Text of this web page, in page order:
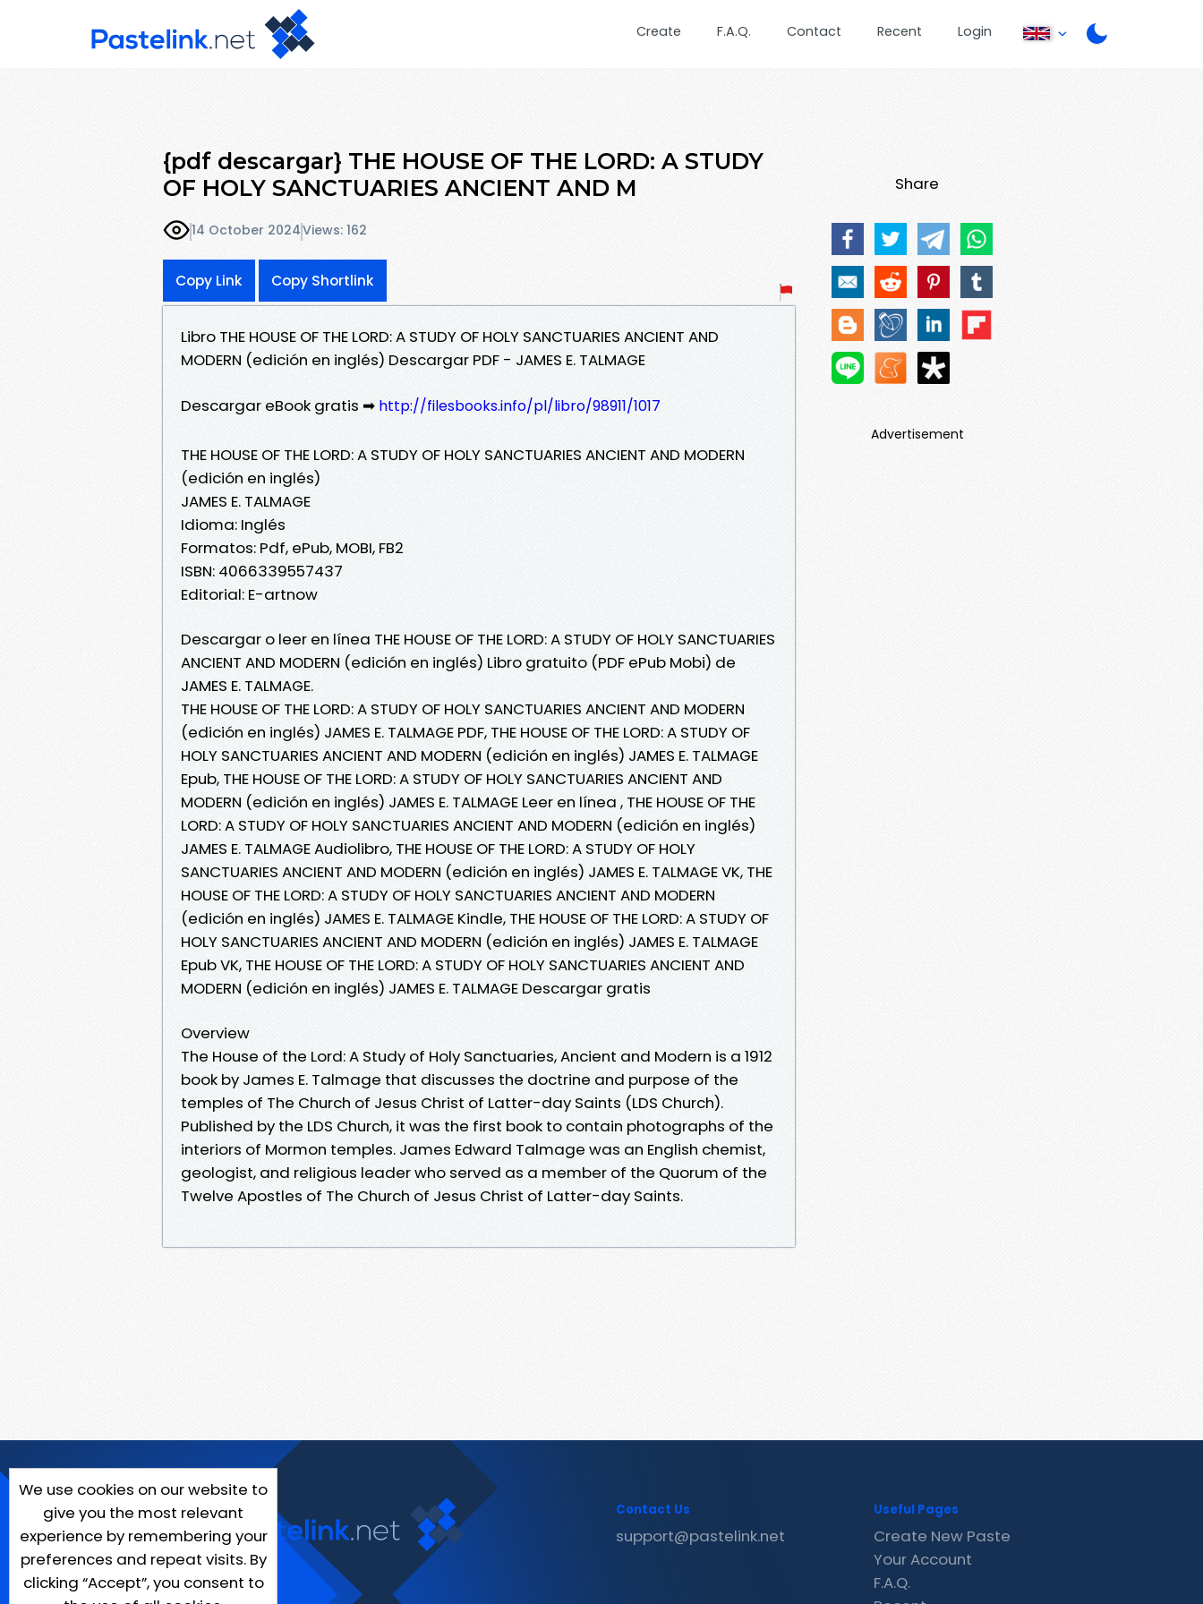
Create F.A.Q. Contact Recent Login
{pdf descargar} THE HOUSE OF THE LORD: A STUDY
OF HOLY SANCTUARIES ANCIENT AND M
14 October 2024Views: 162
Copy Link Copy Shortlink
Libro THE HOUSE OF THE LORD: A STUDY OF HOLY SANCTUARIES ANCIENT AND
MODERN (edición en inglés) Descargar PDF - JAMES E. TALMAGE
Descargar eBook gratis ➡ http://filesbooks.info/pl/libro/98911/1017
THE HOUSE OF THE LORD: A STUDY OF HOLY SANCTUARIES ANCIENT AND MODERN
(edición en inglés)
JAMES E. TALMAGE
Idioma: Inglés
Formatos: Pdf, ePub, MOBI, FB2
ISBN: 4066339557437
Editorial: E-artnow
Descargar o leer en línea THE HOUSE OF THE LORD: A STUDY OF HOLY SANCTUARIES
ANCIENT AND MODERN (edición en inglés) Libro gratuito (PDF ePub Mobi) de
JAMES E. TALMAGE.
THE HOUSE OF THE LORD: A STUDY OF HOLY SANCTUARIES ANCIENT AND MODERN
(edición en inglés) JAMES E. TALMAGE PDF, THE HOUSE OF THE LORD: A STUDY OF
HOLY SANCTUARIES ANCIENT AND MODERN (edición en inglés) JAMES E. TALMAGE
Epub, THE HOUSE OF THE LORD: A STUDY OF HOLY SANCTUARIES ANCIENT AND
MODERN (edición en inglés) JAMES E. TALMAGE Leer en línea , THE HOUSE OF THE
LORD: A STUDY OF HOLY SANCTUARIES ANCIENT AND MODERN (edición en inglés)
JAMES E. TALMAGE Audiolibro, THE HOUSE OF THE LORD: A STUDY OF HOLY
SANCTUARIES ANCIENT AND MODERN (edición en inglés) JAMES E. TALMAGE VK, THE
HOUSE OF THE LORD: A STUDY OF HOLY SANCTUARIES ANCIENT AND MODERN
(edición en inglés) JAMES E. TALMAGE Kindle, THE HOUSE OF THE LORD: A STUDY OF
HOLY SANCTUARIES ANCIENT AND MODERN (edición en inglés) JAMES E. TALMAGE
Epub VK, THE HOUSE OF THE LORD: A STUDY OF HOLY SANCTUARIES ANCIENT AND
MODERN (edición en inglés) JAMES E. TALMAGE Descargar gratis
Overview
The House of the Lord: A Study of Holy Sanctuaries, Ancient and Modern is a 1912
book by James E. Talmage that discusses the doctrine and purpose of the
temples of The Church of Jesus Christ of Latter-day Saints (LDS Church).
Published by the LDS Church, it was the first book to contain photographs of the
interiors of Mormon temples. James Edward Talmage was an English chemist,
geologist, and religious leader who served as a member of the Quorum of the
Twelve Apostles of The Church of Jesus Christ of Latter-day Saints.
Share
Advertisement
We use cookies on our website to
give you the most relevant
experience by remembering your
preferences and repeat visits. By
clicking “Accept”, you consent to
Contact Us
support@pastelink.net
Useful Pages
Create New Paste
Your Account
F.A.Q.